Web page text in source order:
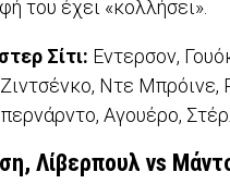
του έχει «κολλήσει».
Σίτι: Εντερσον,
Ντε Μπρόινε,
Αγουέρο,
Λίβερπουλ vs